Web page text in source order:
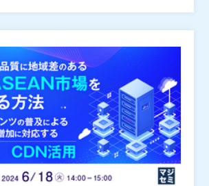
応はあらゆる顧客や消費者にとっての
を改善し、顧客体験の向上やWebサ
ザー離脱防止につなげることができま
、合理的配慮が不足しているとして訴
際に発生しており、日本国内でもコン
識の向上に伴い、企業への社会的な評価
可能性も今後ますます高くなることが予
Webアクセシビリティ検証の方法に
いたします。Webアクセシビリティ
に取り組んだらよいかわからない方
コンテンツの構築、改修を予定され
アクセシビリティにとどまらず、広義
慮したデザインをご検討されたい方に
きになってほしい内容です。
（）
（）
ソース活用研究所（）
（）
力、講演企業は将来的に追加、削除さ
ます。